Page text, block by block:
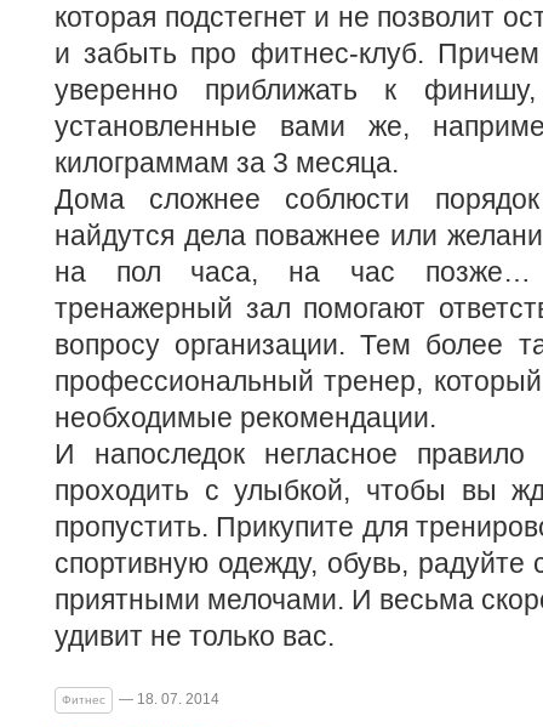
которая подстегнет и не позволит
и забыть про фитнес-клуб.
уверенно приближать к
установленные вами же,
килограммам за 3 месяца.
Дома сложнее соблюсти
найдутся дела поважнее или
на пол часа, на час позже…
тренажерный зал помогают
вопросу организации. Тем более
профессиональный тренер,
необходимые рекомендации.
И напоследок негласное
проходить с улыбкой, чтобы вы
пропустить. Прикупите для
спортивную одежду, обувь, радуйте
приятными мелочами. И весьма
удивит не только вас.
Фитнес — 18. 07. 2014